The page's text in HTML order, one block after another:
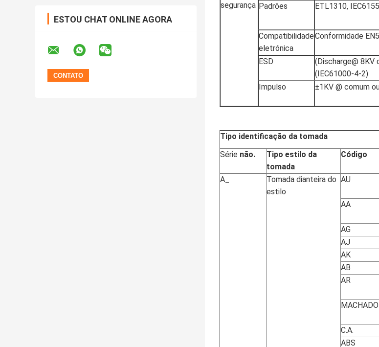
ESTOU CHAT ONLINE AGORA
segurança Padrões
ETL1310,
Compatibilidade
eletrónica
Conformidade
ESD
(Discharge@ 8KV
(IEC61000-4-2)
Impulso
±1KV @ comum
Tipo identificação da tomada
Série não.
Tipo estilo da
tomada
Código
A_
Tomada dianteira do
estilo
AU
AA
AG
AJ
AK
AB
AR
MACHADO
C.A.
ABS